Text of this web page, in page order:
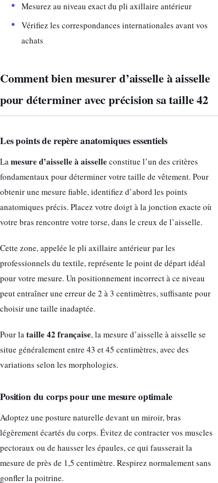
Mesurez au niveau exact du pli axillaire antérieur
Vérifiez les correspondances internationales avant vos
achats
Comment bien mesurer d’aisselle à aisselle
pour déterminer avec précision sa taille 42
Les points de repère anatomiques essentiels
Lamesure d’aisselle à aisselle constitue l’un des critères
fondamentaux pour déterminer votre taille de vêtement. Pour
obtenir une mesure fiable, identifiez d’abord les points
anatomiques précis. Placez votre doigt à la jonction exacte où
votre bras rencontre votre torse, dans le creux de l’aisselle.
Cette zone, appelée le pli axillaire antérieur par les
professionnels du textile, représente le point de départ idéal
pour votre mesure. Un positionnement incorrect à ce niveau
peut entraîner une erreur de 2 à 3 centimètres, suffisante pour
choisir une taille inadaptée.
Pour lataille 42 française, la mesure d’aisselle à aisselle se
situe généralement entre 43 et 45 centimètres, avec des
variations selon les morphologies.
Position du corps pour une mesure optimale
Adoptez une posture naturelle devant un miroir, bras
légèrement écartés du corps. Évitez de contracter vos muscles
pectoraux ou de hausser les épaules, ce qui fausserait la
mesure de près de 1,5 centimètre. Respirez normalement sans
gonfler la poitrine.